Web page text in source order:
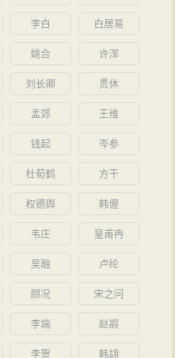
李白 白居易
姚合 许浑
刘长卿 贯休
孟郊 王维
钱起 岑参
杜荀鹤 方干
权德舆 韩偓
韦庄 皇甫冉
吴融 卢纶
顾况 宋之问
李端 赵嘏
李贺 韩翃